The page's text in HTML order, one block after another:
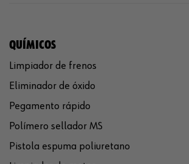
QUÍMICOS
Limpiador de frenos
Eliminador de óxido
Pegamento rápido
Polímero sellador MS
Pistola espuma poliuretano